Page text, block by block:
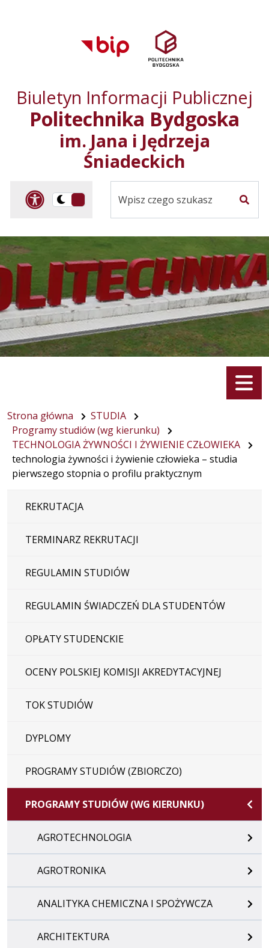
głównego menu
serwisu
Biuletyn Informacji Publicznej
Politechnika Bydgoska
im. Jana i Jędrzeja
Śniadeckich
Panel dostosowania
Przelącz
kontrastowa
Menu
Strona główna
STUDIA
Programy studiów (wg kierunku)
TECHNOLOGIA ŻYWNOŚCI I ŻYWIENIE CZŁOWIEKA
technologia żywności i żywienie człowieka – studia
pierwszego stopnia o profilu praktycznym
REKRUTACJA
TERMINARZ REKRUTACJI
REGULAMIN STUDIÓW
REGULAMIN ŚWIADCZEŃ DLA STUDENTÓW
OPŁATY STUDENCKIE
OCENY POLSKIEJ KOMISJI AKREDYTACYJNEJ
TOK STUDIÓW
DYPLOMY
PROGRAMY STUDIÓW (ZBIORCZO)
PROGRAMY STUDIÓW (WG KIERUNKU)
AGROTECHNOLOGIA
AGROTRONIKA
ANALITYKA CHEMICZNA I SPOŻYWCZA
ARCHITEKTURA